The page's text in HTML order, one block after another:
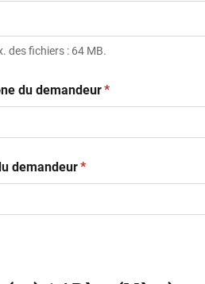
des fichiers : 64 MB.
du demandeur(obligatoire)
*
demandeur(obligatoire)
*